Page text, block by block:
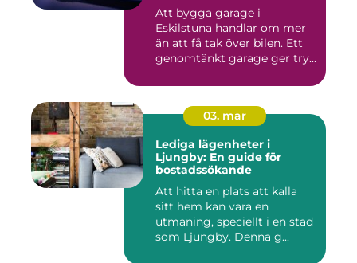
Att bygga garage i
Eskilstuna handlar om mer
än att få tak över bilen. Ett
genomtänkt garage ger try...
03. mar
Lediga lägenheter i
Ljungby: En guide för
bostadssökande
Att hitta en plats att kalla
sitt hem kan vara en
utmaning, speciellt i en stad
som Ljungby. Denna g...